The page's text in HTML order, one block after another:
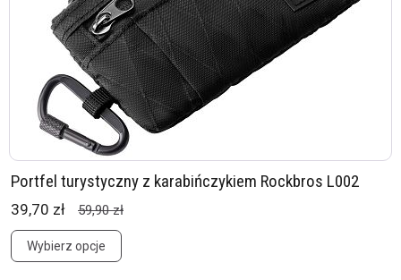
Portfel turystyczny z karabińczykiem Rockbros L002
39,70 zł 59,90 zł
Wybierz opcje